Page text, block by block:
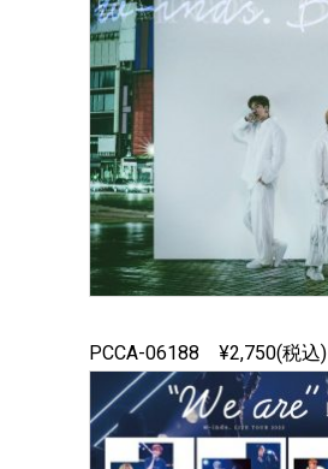
PCCA-06188 ¥2,750(税込)